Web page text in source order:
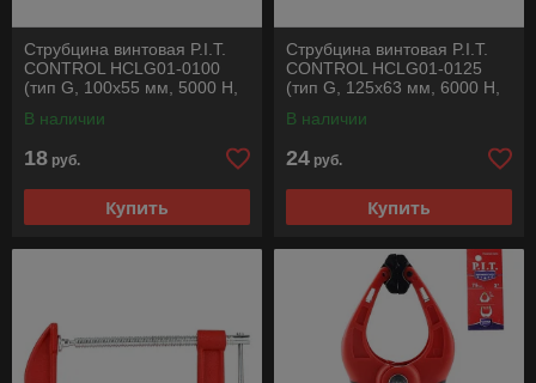
Струбцина винтовая P.I.T.
CONTROL HCLG01-0100
(тип G, 100х55 мм, 5000 Н,
В наличии
18 руб.
Купить
Струбцина винтовая P.I.T.
CONTROL HCLG01-0125
(тип G, 125х63 мм, 6000 Н,
В наличии
24 руб.
Купить